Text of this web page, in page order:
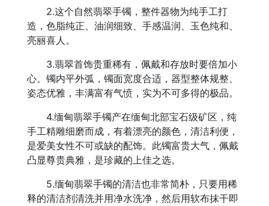
2.这个自然翡翠手镯，整件器物为纯手工打
造，色脂纯正、油润细致、手感温润、玉色纯和、
亮丽喜人。
3.翡翠首饰贵重稀有，佩戴和存放时要倍加小
心。镯内平外弧，镯面宽度合适，器型整体规整、
姿态优雅，丰满富有气愤，实为不可多得的极品。
4.缅甸翡翠手镯产在缅甸北部宝石级矿区，纯
手工精雕细磨而成，有着漂亮的颜色，清洁利便，
是爱美女性不可或缺的配饰。此镯富贵大气，佩戴
凸显尊贵典雅，是珍藏的上佳之选。
5.缅甸翡翠手镯的清洁也非常简朴，只要用稀
释的清洁剂清洗并用净水洗净，然后用软布抹干即